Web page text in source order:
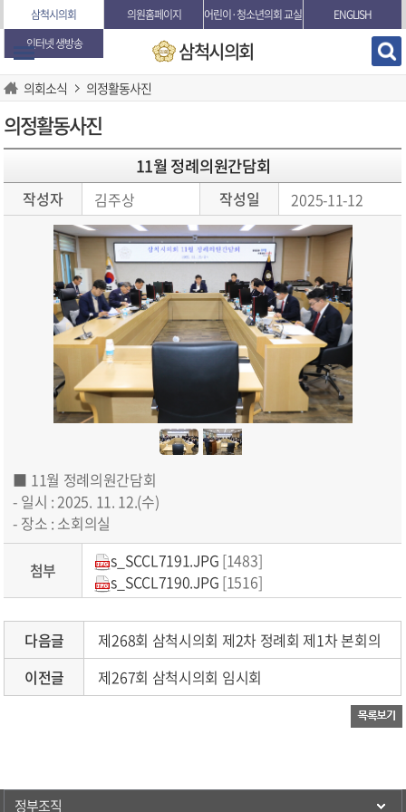
본문바로가기
삼척시의회 의원홈페이지 어린이·청소년의회 교실
ENGLISH
인터넷 생방송
삼척시의회
의회소식 의정활동사진
의정활동사진
11월 정례의원간담회
작성자 김주상 작성일 2025-11-12
■ 11월 정례의원간담회
- 일시 : 2025. 11. 12.(수)
- 장소 : 소회의실
첨부 s_SCCL7191.JPG [1483]
s_SCCL7190.JPG [1516]
다음글
제268회 삼척시의회 제2차 정례회 제1차 본회의
이전글
제267회 삼척시의회 임시회
정부조직